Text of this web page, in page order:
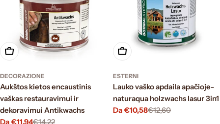
Scegli le opzioni
DECORAZIONE
Aukštos kietos encaustinis
vaškas restauravimui ir
dekoravimui Antikwachs
Da €11,94€14,22
Scegli le opzioni
ESTERNI
Lauko vaško apdaila apačioje-
naturaqua holzwachs lasur 3in1
Prezzo
Da €10,58
Prezzo
€12,60